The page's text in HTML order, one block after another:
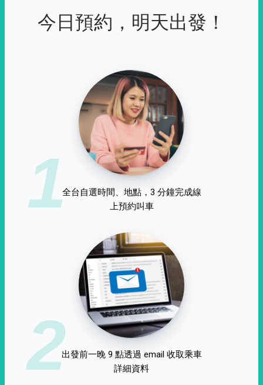
今日預約，明天出發！
1全台自選時間、地點，3 分鐘完成線
上預約叫車
2出發前一晚 9 點透過 email 收取乘車
詳細資料